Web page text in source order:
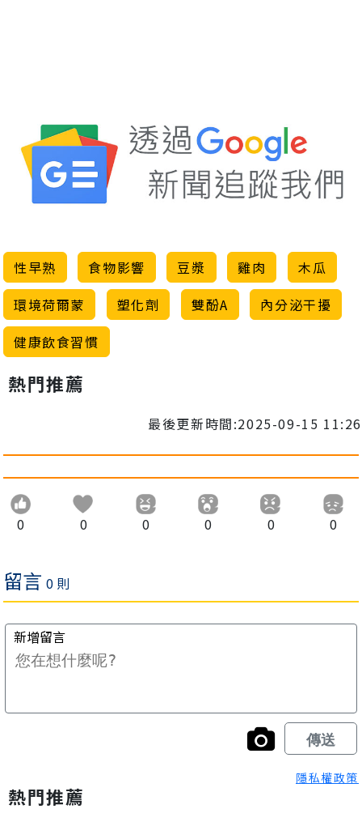
性早熟 食物影響 豆漿 雞肉
木瓜
環境荷爾蒙
塑化劑 雙酚A
內分泌干擾
健康飲食習慣
熱門推薦
最後更新時間:2025-09-15 11:26
0 0 0 0 0 0
隱私權政策
熱門推薦